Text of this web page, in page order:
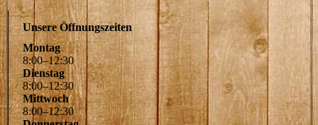
Unsere Öffnungszeiten
Montag
8:00–12:30
Dienstag
8:00–12:30
Mittwoch
8:00–12:30